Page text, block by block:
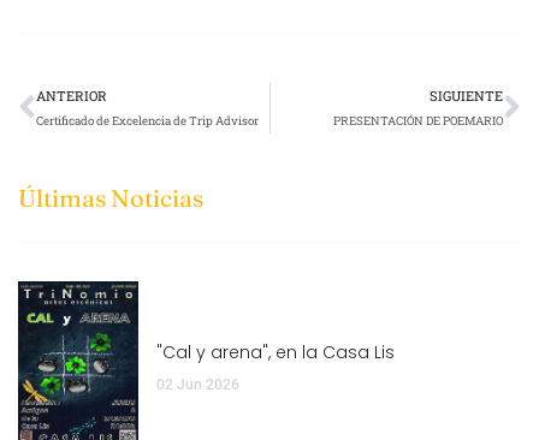
Últimas Noticias
"Cal y arena", en la Casa Lis
02 Jun 2026
ANTERIOR
Certificado de Excelencia de Trip Advisor
SIGUIENTE
PRESENTACIÓN DE POEMARIO